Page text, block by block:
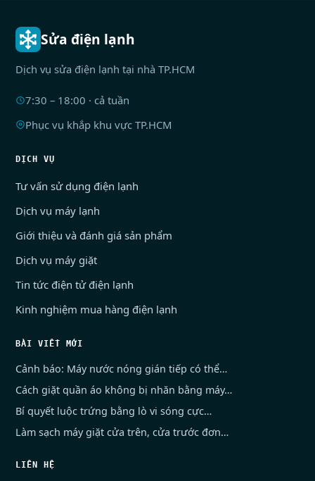
Sửa điện lạnh
Dịch vụ sửa điện lạnh tại nhà TP.HCM
7:30 – 18:00 · cả tuần
Phục vụ khắp khu vực TP.HCM
DỊCH VỤ
Tư vấn sử dụng điện lạnh
Dịch vụ máy lạnh
Giới thiệu và đánh giá sản phẩm
Dịch vụ máy giặt
Tin tức điện tử điện lạnh
Kinh nghiệm mua hàng điện lạnh
BÀI VIẾT MỚI
Cảnh báo: Máy nước nóng gián tiếp có thể…
Cách giặt quần áo không bị nhăn bằng máy…
Bí quyết luộc trứng bằng lò vi sóng cực…
Làm sạch máy giặt cửa trên, cửa trước đơn…
LIÊN HỆ